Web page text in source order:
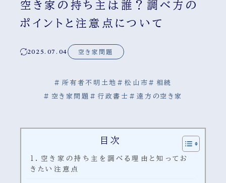
空き家の持ち主は誰？調べ方の
ポイントと注意点について
2025.07.04 空き家問題
# 所有者不明土地 # 松山市 # 相続
# 空き家問題 # 行政書士 # 遠方の空き家
目次
空き家の持ち主を調べる理由と知ってお
きたい注意点